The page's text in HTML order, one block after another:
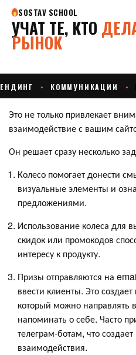
Это не только привлекает
взаимодействие с вашим
Он решает сразу несколько
Колесо помогает донести
визуальные элементы и
предложениями.
Использование колеса для
скидок или промокодов
интересу к продукту.
Призы отправляются на
ввести клиенты. Это
который можно
напоминать о себе. Часто
телеграм-ботам, что
взаимодействия.